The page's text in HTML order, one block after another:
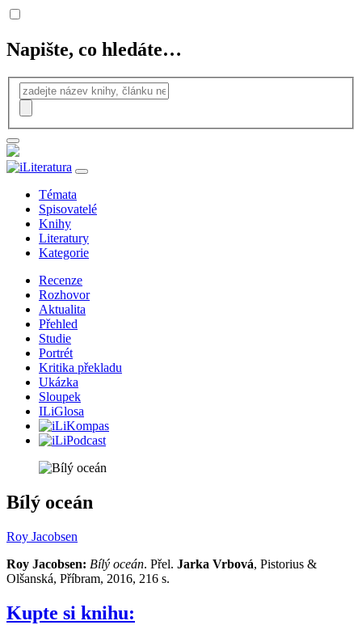
Napište, co hledáte…
Témata
Spisovatelé
Knihy
Literatury
Kategorie
Recenze
Rozhovor
Aktualita
Přehled
Studie
Portrét
Kritika překladu
Ukázka
Sloupek
ILiGlosa
Bílý oceán
Roy Jacobsen
Roy Jacobsen: Bílý oceán. Přel. Jarka Vrbová, Pistorius &
Olšanská, Příbram, 2016, 216 s.
Kupte si knihu: